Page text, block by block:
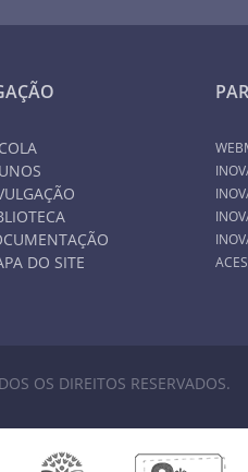
DO SITE
OS DIREITOS RESERVADOS.